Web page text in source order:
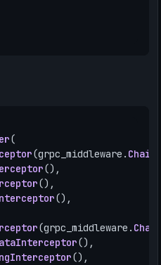
(
(grpc_middleware .
(),
(),
(),
(grpc_middleware .
(),
(),